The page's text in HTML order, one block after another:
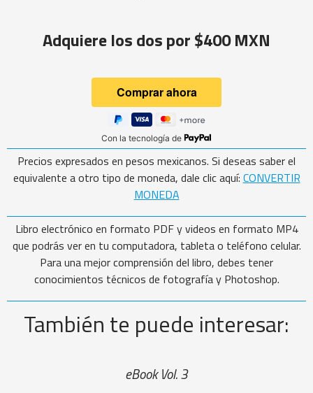
Adquiere los dos por $400 MXN
Con la tecnología de
Precios expresados en pesos mexicanos. Si deseas saber el
equivalente a otro tipo de moneda, dale clic aquí: CONVERTIR
MONEDA
Libro electrónico en formato PDF y videos en formato MP4
que podrás ver en tu computadora, tableta o teléfono celular.
Para una mejor comprensión del libro, debes tener
conocimientos técnicos de fotografía y Photoshop.
También te puede interesar:
eBook Vol. 3